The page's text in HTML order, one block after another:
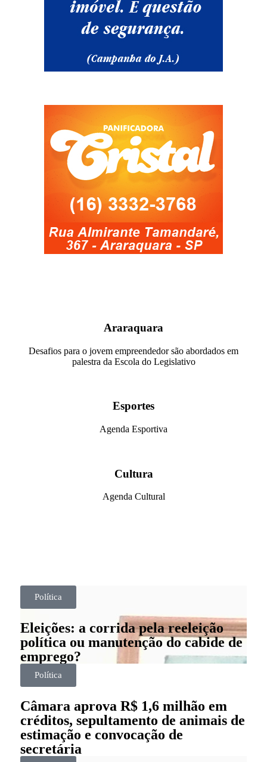
Araraquara
Desafios para o jovem empreendedor são abordados em
palestra da Escola do Legislativo
Esportes
Agenda Esportiva
Cultura
Agenda Cultural
Política
Eleições: a corrida pela reeleição
política ou manutenção do cabide de
emprego?
Política
Câmara aprova R$ 1,6 milhão em
créditos, sepultamento de animais de
estimação e convocação de
secretária